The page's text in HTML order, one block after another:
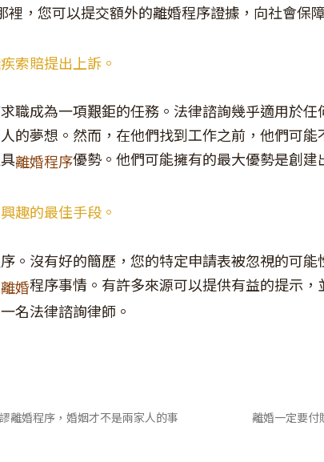
，您可以提交額外的離婚程序證據，向社會保
索賠提出上訴。
職成為一項艱鉅的任務。法律諮詢幾乎適用於
的夢想。然而，在他們找到工作之前，他們可
離婚程序優勢。他們可能擁有的最大優勢是創建
趣的最佳手段。
。沒有好的簡歷，您的特定申請表被忽視的可
離婚程序事情。有許多來源可以提供有益的提示
名法律諮詢律師。
離婚程序，婚姻才不是兩家人的事 離婚一定要付